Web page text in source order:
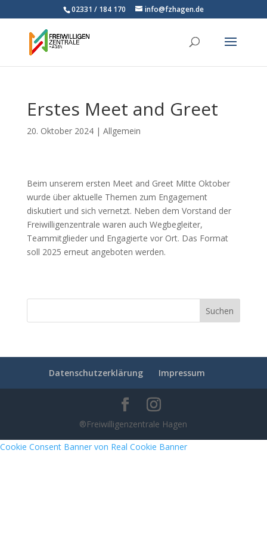
02331 / 184 170 info@fzhagen.de
Erstes Meet and Greet
20. Oktober 2024| Allgemein
Beim unserem ersten Meet and Greet Mitte Oktober
wurde über aktuelle Themen zum Engagement
diskutiert und sich vernetzt. Neben dem Vorstand der
Freiwilligenzentrale waren auch Wegbegleiter,
Teammitglieder und Engagierte vor Ort. Das Format
soll 2025 erneut angeboten werden.
Datenschutzerklärung Impressum
®Freiwilligenzentrale Hagen
Cookie Consent Banner von Real Cookie Banner